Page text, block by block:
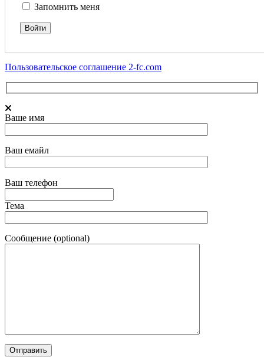
Запомнить меня
Пользовательское соглашение 2-fc.com
Ваше имя
Ваш емайл
Ваш телефон
Тема
Сообщение (optional)